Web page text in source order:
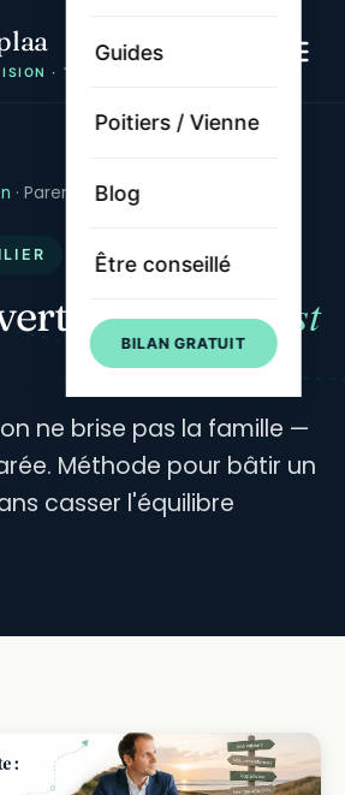
· TRAJECTOIRE
Guides
Poitiers / Vienne
Blog
Être conseillé
BILAN GRATUIT
· Parent
quand on est
ne brise pas la famille —
Méthode pour bâtir un
casser l'équilibre